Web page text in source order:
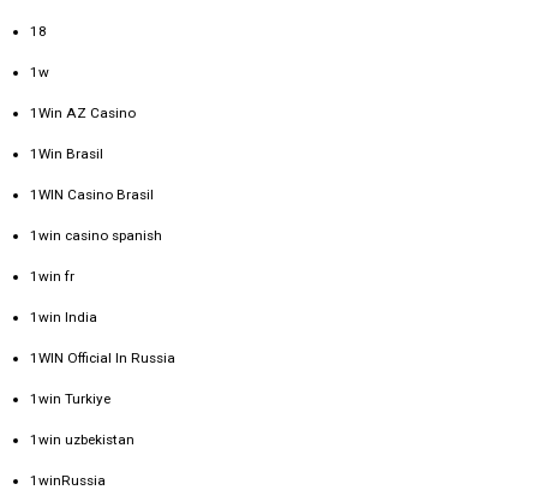
18
1w
1Win AZ Casino
1Win Brasil
1WIN Casino Brasil
1win casino spanish
1win fr
1win India
1WIN Official In Russia
1win Turkiye
1win uzbekistan
1winRussia